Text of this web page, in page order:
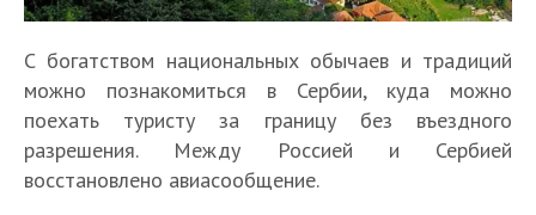
С богатством национальных обычаев и традиций
можно познакомиться в Сербии, куда можно
поехать туристу за границу без въездного
разрешения. Между Россией и Сербией
восстановлено авиасообщение.